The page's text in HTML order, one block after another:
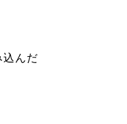
込んだ